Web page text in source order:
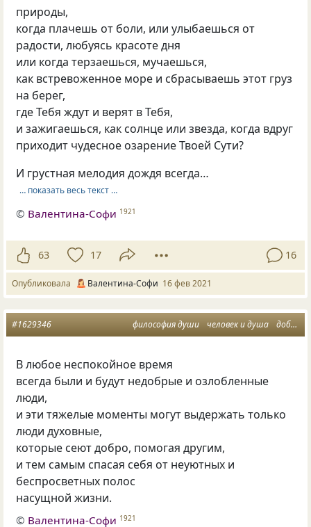
природы,
когда плачешь от боли, или улыбаешься от
радости, любуясь красоте дня
или когда терзаешься, мучаешься,
как встревоженное море и сбрасываешь этот груз
на берег,
где Тебя ждут и верят в Тебя,
и зажигаешься, как солнце или звезда, когда вдруг
приходит чудесное озарение Твоей Сути?
И грустная мелодия дождя всегда…
… показать весь текст …
© Валентина-Софи 1921
63 17 16
Опубликовала Валентина-Софи 16 фев 2021
философия души человек и душа добро и тепло
#1629346
В любое неспокойное время
всегда были и будут недобрые и озлобленные
люди,
и эти тяжелые моменты могут выдержать только
люди духовные,
которые сеют добро, помогая другим,
и тем самым спасая себя от неуютных и
беспросветных полос
насущной жизни.
© Валентина-Софи 1921